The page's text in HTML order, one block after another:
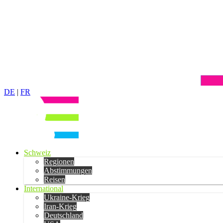
DE | FR
Schweiz
Regionen
Abstimmungen
Reisen
International
Ukraine-Krieg
Iran-Krieg
Deutschland